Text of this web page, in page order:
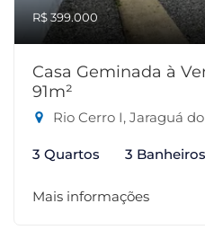
R$ 399.000
Casa Geminada à
91m²
Rio Cerro I, Jaraguá
3 Quartos 3 Banheiros
Mais informações